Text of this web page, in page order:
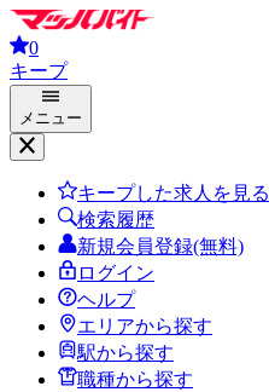
0
キープ
メニュー
キープした求人を見る
検索履歴
新規会員登録(無料)
ログイン
ヘルプ
エリアから探す
駅から探す
職種から探す